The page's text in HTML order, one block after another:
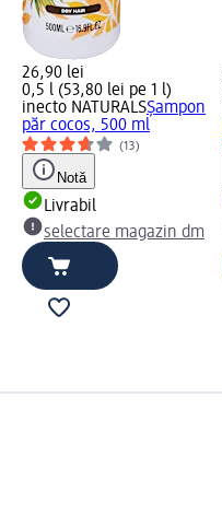
26,90 lei
0,5 l (53,80 lei pe 1 l)
inecto NATURALSŞampon
păr cocos, 500 ml
(13)
Notă
Livrabil
selectare magazin dm